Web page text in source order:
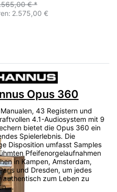
€ *
2.575,00 €
Opus 360
43 Registern und
4.1-Audiosystem mit 9
bietet die Opus 360 ein
Spielerlebnis. Die
Disposition umfasst Samples
Pfeifenorgelaufnahmen
in Kampen, Amsterdam,
und Dresden, um jedes
authentisch zum Leben zu